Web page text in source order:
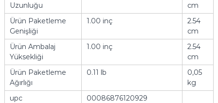
Uzunluğu
cm
Ürün Paketleme
Genişliği
1.00 inç
2.54
cm
Ürün Ambalaj
Yüksekliği
1.00 inç
2.54
cm
Ürün Paketleme
Ağırlığı
0.11 lb
0,05
kg
upc
00086876120929